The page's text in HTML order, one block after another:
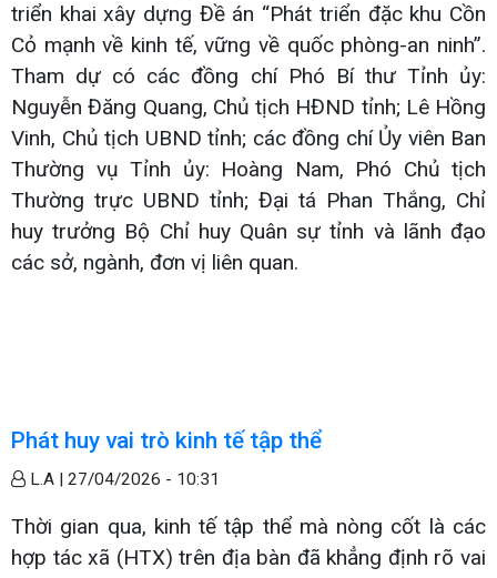
triển khai xây dựng Đề án “Phát triển đặc khu Cồn
Cỏ mạnh về kinh tế, vững về quốc phòng-an ninh”.
Tham dự có các đồng chí Phó Bí thư Tỉnh ủy:
Nguyễn Đăng Quang, Chủ tịch HĐND tỉnh; Lê Hồng
Vinh, Chủ tịch UBND tỉnh; các đồng chí Ủy viên Ban
Thường vụ Tỉnh ủy: Hoàng Nam, Phó Chủ tịch
Thường trực UBND tỉnh; Đại tá Phan Thắng, Chỉ
huy trưởng Bộ Chỉ huy Quân sự tỉnh và lãnh đạo
các sở, ngành, đơn vị liên quan.
Phát huy vai trò kinh tế tập thể
L.A | 27/04/2026 - 10:31
Thời gian qua, kinh tế tập thể mà nòng cốt là các
hợp tác xã (HTX) trên địa bàn đã khẳng định rõ vai